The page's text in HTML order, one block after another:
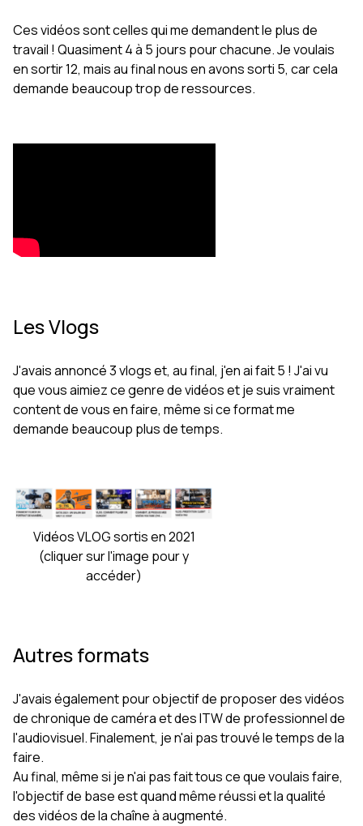
Ces vidéos sont celles qui me demandent le plus de
travail ! Quasiment 4 à 5 jours pour chacune. Je voulais
en sortir 12, mais au final nous en avons sorti 5, car cela
demande beaucoup trop de ressources.
Les Vlogs
J'avais annoncé 3 vlogs et, au final, j'en ai fait 5 ! J'ai vu
que vous aimiez ce genre de vidéos et je suis vraiment
content de vous en faire, même si ce format me
demande beaucoup plus de temps.
Vidéos VLOG sortis en 2021
(cliquer sur l'image pour y
accéder)
Autres formats
J'avais également pour objectif de proposer des vidéos
de chronique de caméra et des ITW de professionnel de
l'audiovisuel. Finalement, je n'ai pas trouvé le temps de la
faire.
Au final, même si je n'ai pas fait tous ce que voulais faire,
l'objectif de base est quand même réussi et la qualité
des vidéos de la chaîne à augmenté.